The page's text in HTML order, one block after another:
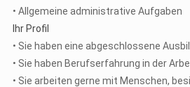
• Allgemeine administrative Aufgaben
Ihr Profil
• Sie haben eine abgeschlossene
• Sie haben Berufserfahrung in der
• Sie arbeiten gerne mit Menschen,